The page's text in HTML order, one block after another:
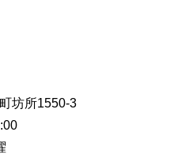
坊所1550-3